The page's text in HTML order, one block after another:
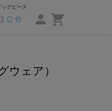
グピース
ウェア）